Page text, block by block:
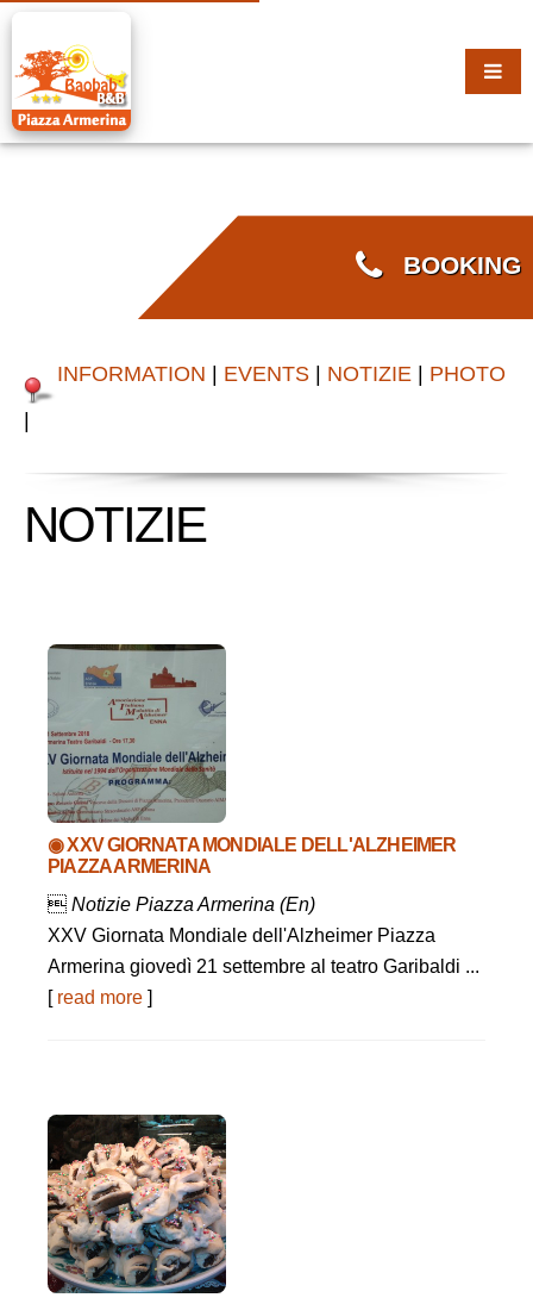
BOOKING
INFORMATION | EVENTS | NOTIZIE | PHOTO
NOTIZIE
◉ XXV GIORNATA MONDIALE DELL'ALZHEIMER
PIAZZA ARMERINA
 Notizie Piazza Armerina (En)
XXV Giornata Mondiale dell'Alzheimer Piazza
Armerina giovedì 21 settembre al teatro Garibaldi ...
[ read more ]